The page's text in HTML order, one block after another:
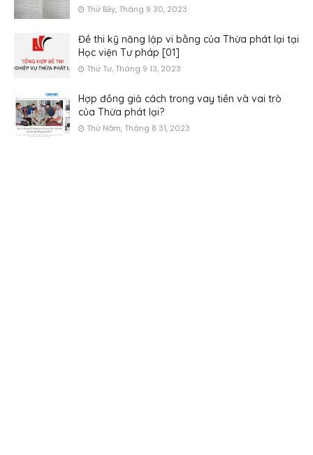
Thứ Bảy, Tháng 9 30, 2023
Đề thi kỹ năng lập vi bằng của Thừa phát lại tại
Học viện Tư pháp [01]
Thứ Tư, Tháng 9 13, 2023
Hợp đồng giả cách trong vay tiền và vai trò
của Thừa phát lại?
Thứ Năm, Tháng 8 31, 2023